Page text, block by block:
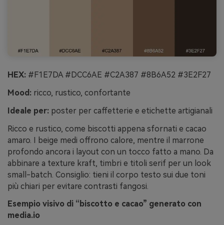
HEX: #F1E7DA #DCC6AE #C2A387 #8B6A52 #3E2F27
Mood: ricco, rustico, confortante
Ideale per: poster per caffetterie e etichette artigianali
Ricco e rustico, come biscotti appena sfornati e cacao
amaro. I beige medi offrono calore, mentre il marrone
profondo ancora i layout con un tocco fatto a mano. Da
abbinare a texture kraft, timbri e titoli serif per un look
small-batch. Consiglio: tieni il corpo testo sui due toni
più chiari per evitare contrasti fangosi.
Esempio visivo di “biscotto e cacao” generato con
media.io